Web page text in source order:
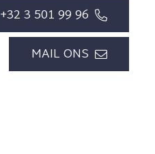
+32 3 501 99 96
MAIL ONS